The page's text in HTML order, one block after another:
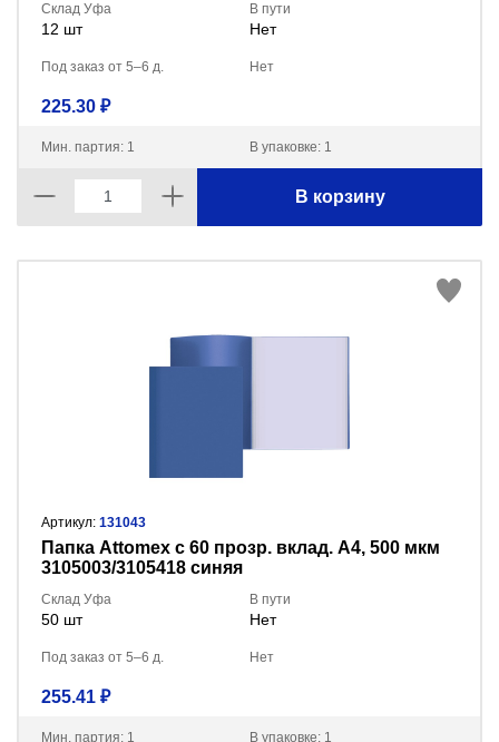
Склад Уфа
12 шт
В пути
Нет
Под заказ от 5–6 д. Нет
225.30 ₽
Мин. партия: 1 В упаковке: 1
В корзину
Артикул: 131043
Папка Attomex с 60 прозр. вклад. A4, 500 мкм
3105003/3105418 синяя
Склад Уфа
50 шт
В пути
Нет
Под заказ от 5–6 д. Нет
255.41 ₽
Мин. партия: 1 В упаковке: 1